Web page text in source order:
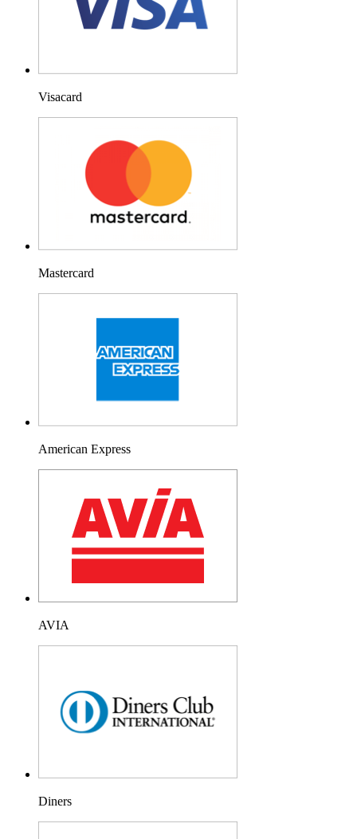
Visacard
Mastercard
American Express
AVIA
Diners